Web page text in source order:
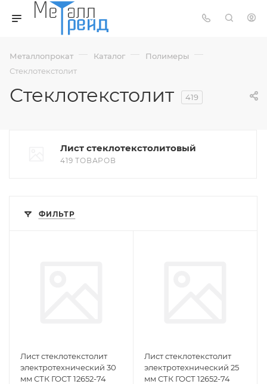
Металлопрокат — Каталог — Полимеры —
Стеклотекстолит
Стеклотекстолит 419
Лист стеклотекстолитовый
419 ТОВАРОВ
ФИЛЬТР
Лист стеклотекстолит
электротехнический 30
мм СТК ГОСТ 12652-74
Лист стеклотекстолит
электротехнический 25
мм СТК ГОСТ 12652-74